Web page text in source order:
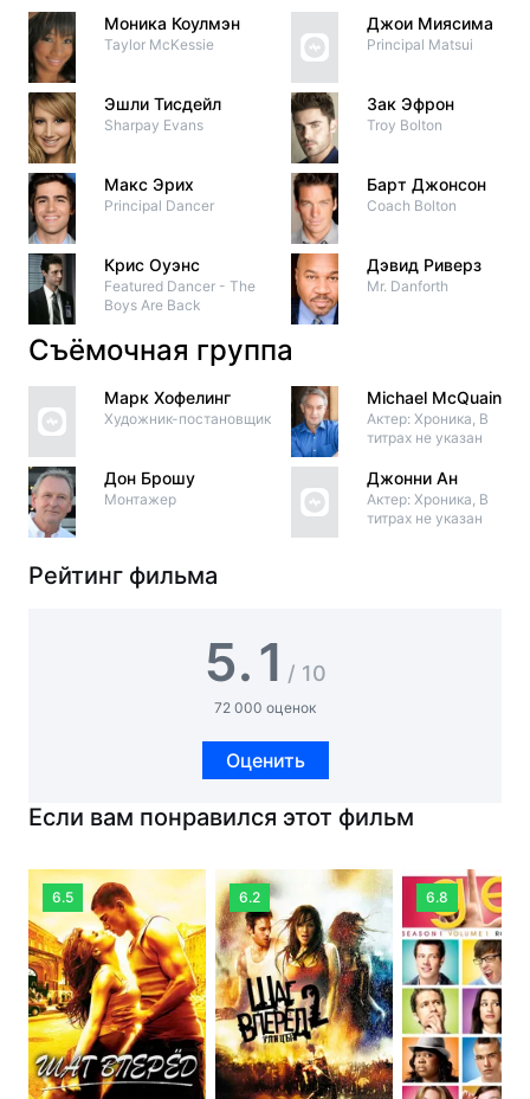
Моника Коулмэн
Taylor McKessie
Эшли Тисдейл
Sharpay Evans
Макс Эрих
Principal Dancer
Крис Оуэнс
Featured Dancer - The
Boys Are Back
Джои Миясима
Principal Matsui
Зак Эфрон
Troy Bolton
Барт Джонсон
Coach Bolton
Дэвид Риверз
Mr. Danforth
Съёмочная группа
Марк Хофелинг
Художник-постановщик
Дон Брошу
Монтажер
Michael McQuain
Актер: Хроника, В
титрах не указан
Джонни Ан
Актер: Хроника, В
титрах не указан
Рейтинг фильма
5.1 / 10
72 000 оценок
Оценить
Если вам понравился этот фильм
6.5 6.2 6.8